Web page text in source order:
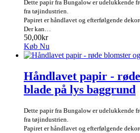
Dette papir fra Bungalow er udelukkende
fra tøjindustrien.
Papiret er håndlavet og efterfølgende
Der kan…
50,00kr
Køb Nu
Håndlavet papir -
blade på lys baggrund
Dette papir fra Bungalow er udelukkende
fra tøjindustrien.
Papiret er håndlavet og efterfølgende